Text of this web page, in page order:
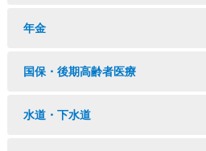
年金
国保・後期高齢者医療
水道・下水道